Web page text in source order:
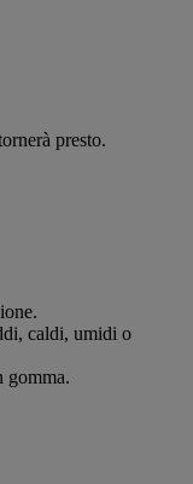
presto.
caldi, umidi o
gomma.